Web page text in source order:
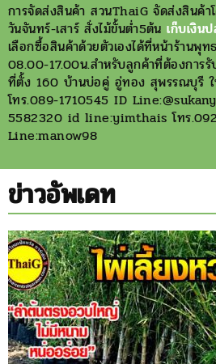
การจัดส่งสินค้า สวนThaiG จัดส่งสินค้
วันจันทร์-เสาร์ สั่งไม้ขั้นต่ำ5ต้นเก็บเงิน
เลือกซื้อสินค้าด้วยตัวเองได้ที่หน้าร้านพุ
08.00-17.00น.สำหรับลูกค้าที่ต้องการ
ที่ตั้ง 160 บ้านบ่อคู่ อู่ทอง สุพรรณบุรี ใ
โทร.089-1710545 ID
5582320 id line:yimthais โทร
Line:manow98
ข่าวอัพเดท